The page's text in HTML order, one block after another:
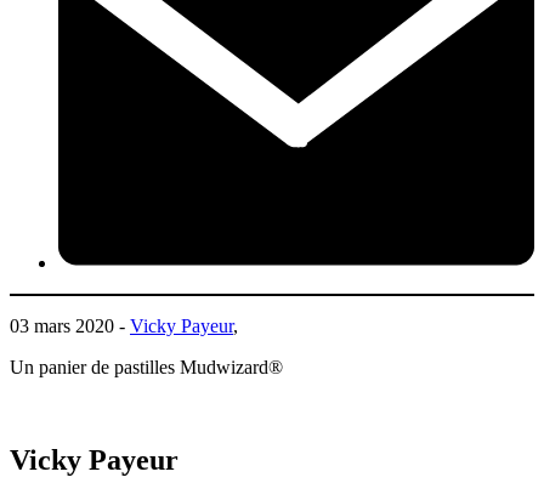
03 mars 2020 - Vicky Payeur,
Un panier de pastilles Mudwizard®
Vicky Payeur